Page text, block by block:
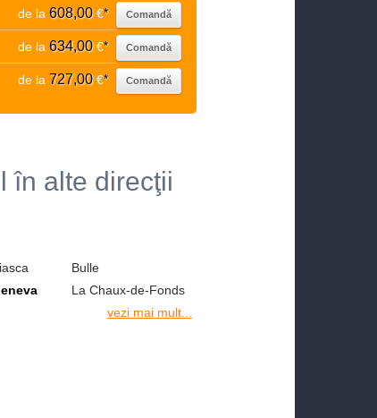
de la 608,00€* Comandă
de la 634,00€* Comandă
de la 727,00€* Comandă
în alte direcţii
Bulle
La Chaux-de-Fonds
vezi mai mult...